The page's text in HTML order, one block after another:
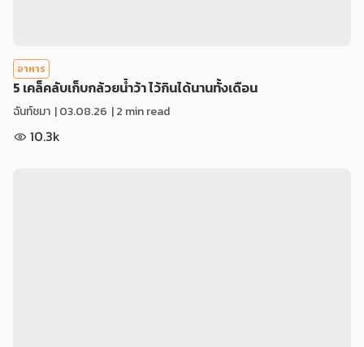
อาหาร
5 เคล็คลับเก็บกล้วยน้ำว้า ไว้กินได้นานทั้งเดือน
ฉันท์ชมา |03.08.26 | 2 min read
10.3k